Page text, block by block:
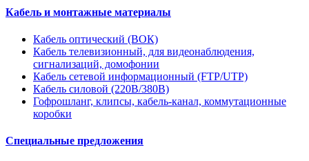
Кабель и монтажные материалы
Кабель оптический (ВОК)
Кабель телевизионный, для видеонаблюдения,
сигнализаций, домофонии
Кабель сетевой информационный (FTP/UTP)
Кабель силовой (220В/380В)
Гофрошланг, клипсы, кабель-канал, коммутационные
коробки
Специальные предложения